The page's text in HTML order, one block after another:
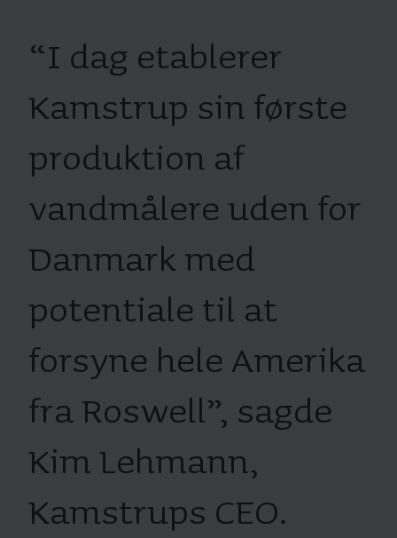
“I dag etablerer
Kamstrup sin første
produktion af
vandmålere uden for
Danmark med
potentiale til at
forsyne hele Amerika
fra Roswell”, sagde
Kim Lehmann,
Kamstrups CEO.